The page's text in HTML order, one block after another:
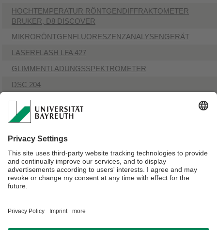
HOCHTEMPERATUR RÖNTGENDIFFRAKTOMETER
BRUKER, D8 DISCOVER
​MIKRORÖNTGENFLUORESZENZANALYSENGERÄT
​LASERFLASH LFA 427
​GLIMMENTLADUNGSSPEKTROMETER
​DSC 204
​SCHUBSTANGEN-DILATOMETER DIL 402
​PROFILOMETER C5D
​NADELZIEHGERÄT NARISHIGE PC-10 (für Glasnadeln)